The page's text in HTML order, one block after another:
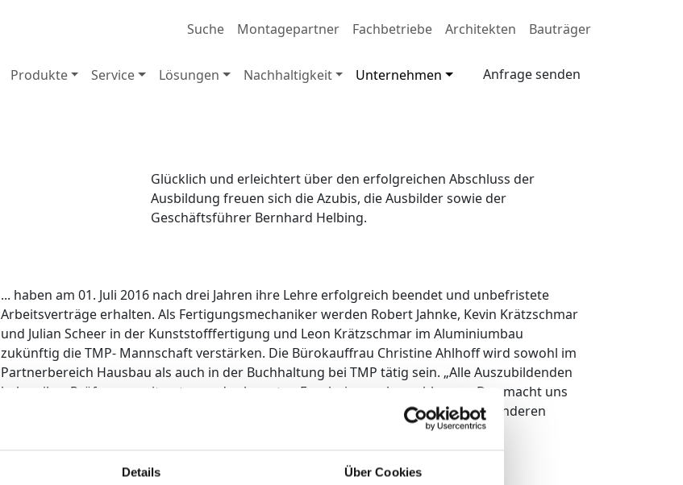
Details Über Cookies
Suche Montagepartner Fachbetriebe Architekten Bauträger
Produkte Service Lösungen Nachhaltigkeit Unternehmen Anfrage senden
Glücklich und erleichtert über den erfolgreichen Abschluss der
Ausbildung freuen sich die Azubis, die Ausbilder sowie der
Geschäftsführer Bernhard Helbing.
... haben am 01. Juli 2016 nach drei Jahren ihre Lehre erfolgreich beendet und unbefristete
Arbeitsverträge erhalten. Als Fertigungsmechaniker werden Robert Jahnke, Kevin Krätzschmar
und Julian Scheer in der Kunststofffertigung und Leon Krätzschmar im Aluminiumbau
zukünftig die TMP- Mannschaft verstärken. Die Bürokauffrau Christine Ahlhoff wird sowohl im
Partnerbereich Hausbau als auch in der Buchhaltung bei TMP tätig sein. „Alle Auszubildenden
haben ihre Prüfungen mit guten und sehr guten Ergebnissen abgeschlossen. Das macht uns
sehr stolz.“, so der geschäftsführende Gesellschafter Bernhard Helbing. Den besonderen